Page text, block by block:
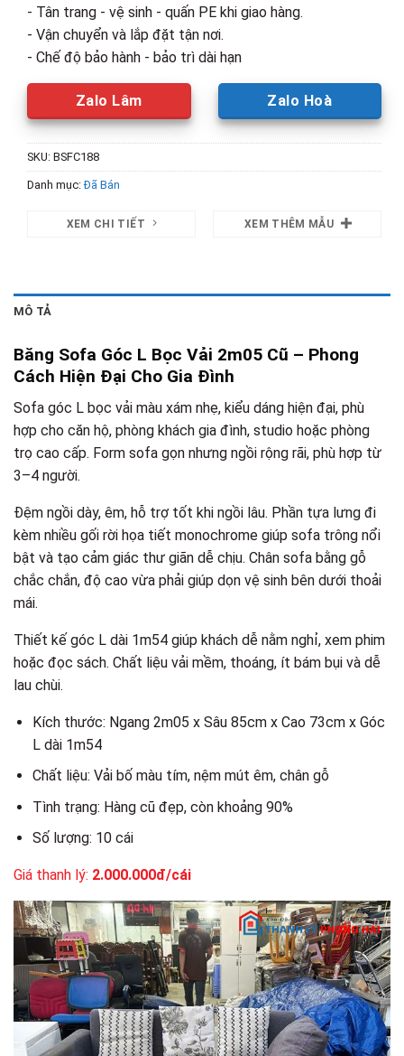
- Tân trang - vệ sinh - quấn PE khi giao hàng.
- Vận chuyển và lắp đặt tận nơi.
- Chế độ bảo hành - bảo trì dài hạn
Zalo Lâm Zalo Hoà
SKU: BSFC188
Danh mục:Đã Bán
XEM CHI TIẾT XEM THÊM MẪU
MÔ TẢ
Băng Sofa Góc L Bọc Vải 2m05 Cũ – Phong
Cách Hiện Đại Cho Gia Đình
Sofa góc L bọc vải màu xám nhẹ, kiểu dáng hiện đại, phù
hợp cho căn hộ, phòng khách gia đình, studio hoặc phòng
trọ cao cấp. Form sofa gọn nhưng ngồi rộng rãi, phù hợp từ
3–4 người.
Đệm ngồi dày, êm, hỗ trợ tốt khi ngồi lâu. Phần tựa lưng đi
kèm nhiều gối rời họa tiết monochrome giúp sofa trông nổi
bật và tạo cảm giác thư giãn dễ chịu. Chân sofa bằng gỗ
chắc chắn, độ cao vừa phải giúp dọn vệ sinh bên dưới thoải
mái.
Thiết kế góc L dài 1m54 giúp khách dễ nằm nghỉ, xem phim
hoặc đọc sách. Chất liệu vải mềm, thoáng, ít bám bụi và dễ
lau chùi.
Kích thước: Ngang 2m05 x Sâu 85cm x Cao 73cm x Góc
L dài 1m54
Chất liệu: Vải bố màu tím, nệm mút êm, chân gỗ
Tình trạng: Hàng cũ đẹp, còn khoảng 90%
Số lượng: 10 cái
Giá thanh lý: 2.000.000đ/cái